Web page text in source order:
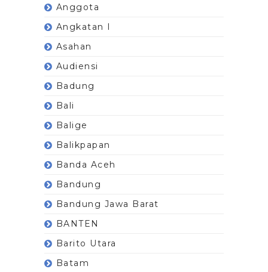
Anggota
Angkatan I
Asahan
Audiensi
Badung
Bali
Balige
Balikpapan
Banda Aceh
Bandung
Bandung Jawa Barat
BANTEN
Barito Utara
Batam